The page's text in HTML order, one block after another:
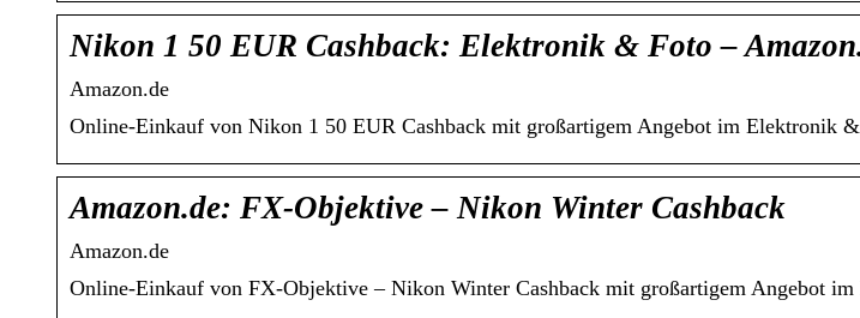
Nikon 1 50 EUR Cashback: Elektronik & Foto –
Amazon.de
Online-Einkauf von Nikon 1 50 EUR Cashback mit großartigem Angebot im Elektronik
Amazon.de: FX-Objektive – Nikon Winter Cashback
Amazon.de
Online-Einkauf von FX-Objektive – Nikon Winter Cashback mit großartigem Angebot